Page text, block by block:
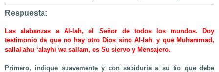
Respuesta:
Las alabanzas a Al-lah, el Señor de todos los mundos. Doy
testimonio de que no hay otro Dios sino Al-lah, y que Muhammad,
sallallahu ‘alayhi wa sallam, es Su siervo y Mensajero.
Primero, indique suavemente y con sabiduría a su tío que debe